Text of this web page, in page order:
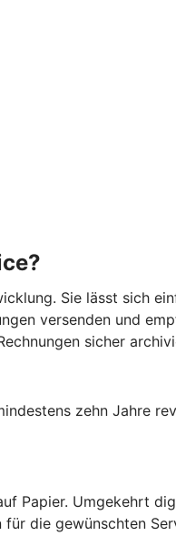
Sie lässt sich
versenden und
sicher
zehn Jahre
Papier. Umgekehrt
die gewünschten